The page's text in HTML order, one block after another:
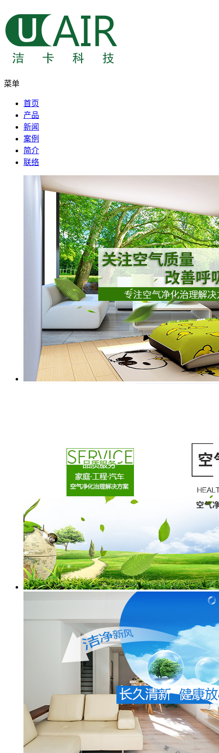
菜单
首页
产品
新闻
案例
简介
联络